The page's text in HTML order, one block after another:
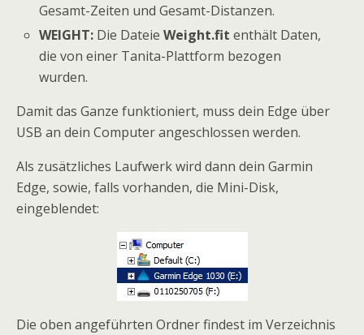
Gesamt-Zeiten und Gesamt-Distanzen.
WEIGHT: Die DateieWeight.fit enthält Daten,
die von einer Tanita-Plattform bezogen
wurden.
Damit das Ganze funktioniert, muss dein Edge über
USB an dein Computer angeschlossen werden.
Als zusätzliches Laufwerk wird dann dein Garmin
Edge, sowie, falls vorhanden, die Mini-Disk,
eingeblendet:
Die oben angeführten Ordner findest im Verzeichnis